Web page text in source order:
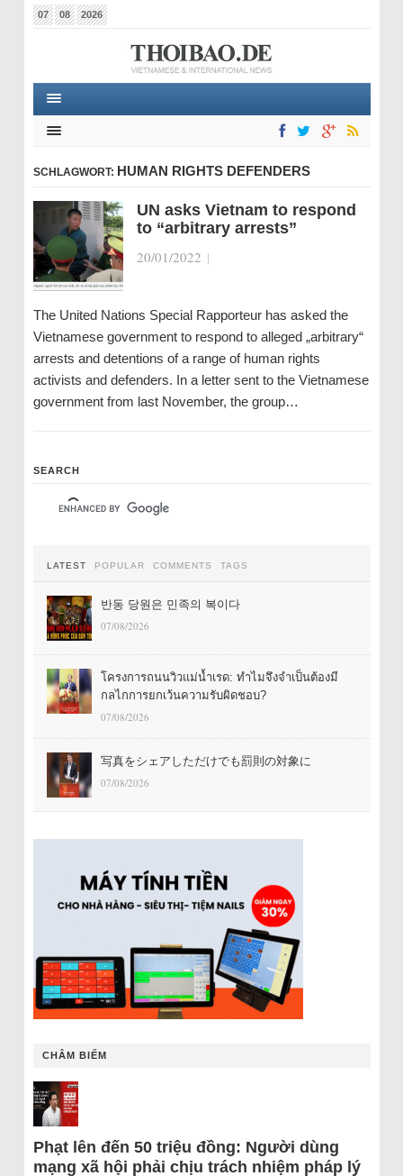
07 08 2026
SCHLAGWORT: HUMAN RIGHTS DEFENDERS
UN asks Vietnam to respond
to “arbitrary arrests”
20/01/2022 |
The United Nations Special Rapporteur has asked the
Vietnamese government to respond to alleged „arbitrary“
arrests and detentions of a range of human rights
activists and defenders. In a letter sent to the Vietnamese
government from last November, the group…
SEARCH
LATEST POPULAR COMMENTS TAGS
반동 당원은 민족의 복이다
07/08/2026
โครงการถนนวิวแม่น้ำเรด: ทำไมจึงจำเป็นต้องมี
กลไกการยกเว้นความรับผิดชอบ?
07/08/2026
写真をシェアしただけでも罰則の対象に
07/08/2026
CHÂM BIẾM
Phạt lên đến 50 triệu đồng: Người dùng
mạng xã hội phải chịu trách nhiệm pháp lý